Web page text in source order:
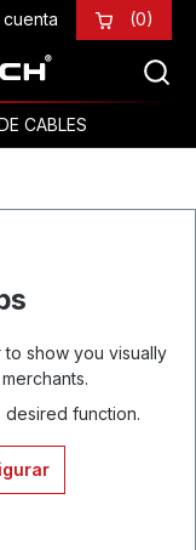
cuenta (0)
CABLES
show you visually
function.